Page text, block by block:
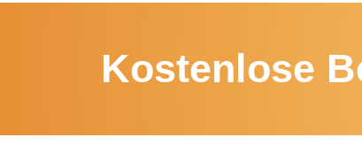
Kostenlose